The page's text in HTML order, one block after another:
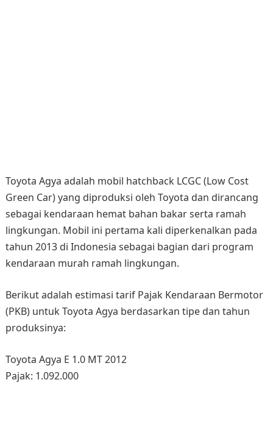
Toyota Agya adalah mobil hatchback LCGC (Low Cost
Green Car) yang diproduksi oleh Toyota dan dirancang
sebagai kendaraan hemat bahan bakar serta ramah
lingkungan. Mobil ini pertama kali diperkenalkan pada
tahun 2013 di Indonesia sebagai bagian dari program
kendaraan murah ramah lingkungan.
Berikut adalah estimasi tarif Pajak Kendaraan Bermotor
(PKB) untuk Toyota Agya berdasarkan tipe dan tahun
produksinya:
Toyota Agya E 1.0 MT 2012
Pajak: 1.092.000